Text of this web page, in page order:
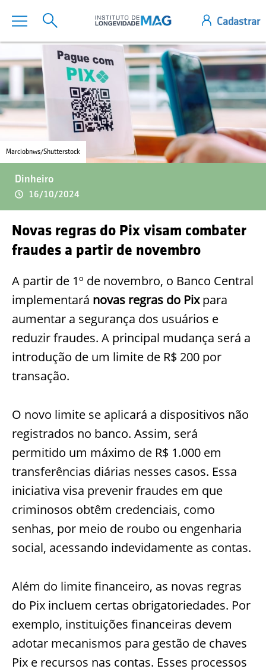
Marciobnws/Shutterstock
Dinheiro
16/10/2024
Novas regras do Pix visam combater
fraudes a partir de novembro
A partir de 1º de novembro, o Banco Central
implementará novas regras do Pixpara
aumentar a segurança dos usuários e
reduzir fraudes. A principal mudança será a
introdução de um limite de R$ 200 por
transação.
O novo limite se aplicará a dispositivos não
registrados no banco. Assim, será
permitido um máximo de R$ 1.000 em
transferências diárias nesses casos. Essa
iniciativa visa prevenir fraudes em que
criminosos obtêm credenciais, como
senhas, por meio de roubo ou engenharia
social, acessando indevidamente as contas.
Além do limite financeiro, as novas regras
do Pix incluem certas obrigatoriedades. Por
exemplo, instituições financeiras devem
adotar mecanismos para gestão de chaves
Pix e recursos nas contas. Esses processos